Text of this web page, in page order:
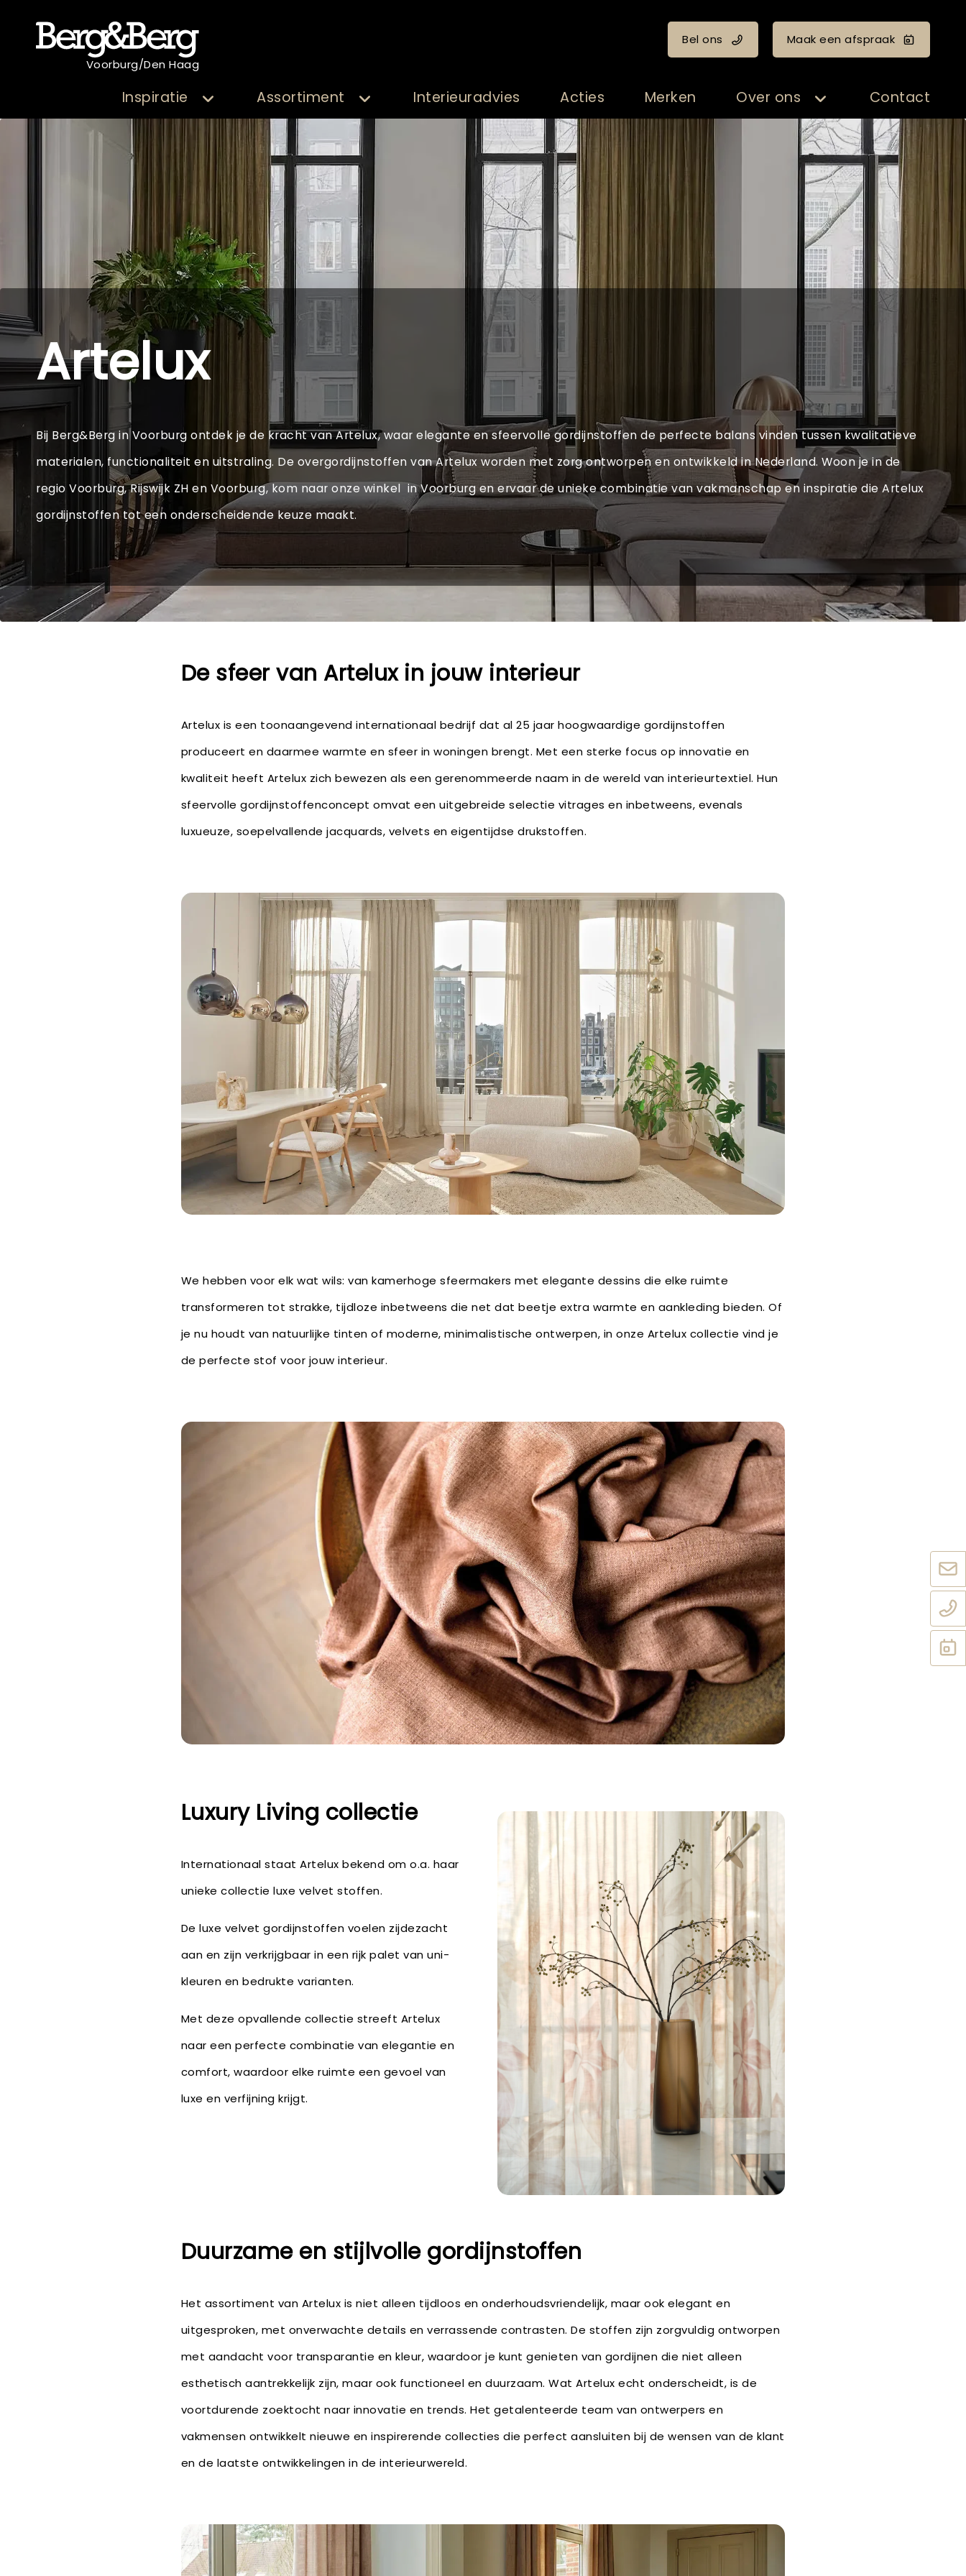
Voorburg/Den Haag
Bel ons Maak een afspraak
Inspiratie Assortiment Interieuradvies Acties Merken Over ons Contact
Artelux
Bij Berg&Berg in Voorburg ontdek je de kracht van Artelux, waar elegante en sfeervolle gordijnstoffen de perfecte balans vinden tussen kwalitatieve
materialen, functionaliteit en uitstraling. De overgordijnstoffen van Artelux worden met zorg ontworpen en ontwikkeld in Nederland. Woon je in de
regio Voorburg, Rijswijk ZH en Voorburg, kom naar onze winkel in Voorburg en ervaar de unieke combinatie van vakmanschap en inspiratie die Artelux
gordijnstoffen tot een onderscheidende keuze maakt.
De sfeer van Artelux in jouw interieur
Artelux is een toonaangevend internationaal bedrijf dat al 25 jaar hoogwaardige gordijnstoffen
produceert en daarmee warmte en sfeer in woningen brengt. Met een sterke focus op innovatie en
kwaliteit heeft Artelux zich bewezen als een gerenommeerde naam in de wereld van interieurtextiel. Hun
sfeervolle gordijnstoffenconcept omvat een uitgebreide selectie vitrages en inbetweens, evenals
luxueuze, soepelvallende jacquards, velvets en eigentijdse drukstoffen.
We hebben voor elk wat wils: van kamerhoge sfeermakers met elegante dessins die elke ruimte
transformeren tot strakke, tijdloze inbetweens die net dat beetje extra warmte en aankleding bieden. Of
je nu houdt van natuurlijke tinten of moderne, minimalistische ontwerpen, in onze Artelux collectie vind je
de perfecte stof voor jouw interieur.
Luxury Living collectie
Internationaal staat Artelux bekend om o.a. haar
unieke collectie luxe velvet stoffen.
De luxe velvet gordijnstoffen voelen zijdezacht
aan en zijn verkrijgbaar in een rijk palet van uni-
kleuren en bedrukte varianten.
Met deze opvallende collectie streeft Artelux
naar een perfecte combinatie van elegantie en
comfort, waardoor elke ruimte een gevoel van
luxe en verfijning krijgt.
Duurzame en stijlvolle gordijnstoffen
Het assortiment van Artelux is niet alleen tijdloos en onderhoudsvriendelijk, maar ook elegant en
uitgesproken, met onverwachte details en verrassende contrasten. De stoffen zijn zorgvuldig ontworpen
met aandacht voor transparantie en kleur, waardoor je kunt genieten van gordijnen die niet alleen
esthetisch aantrekkelijk zijn, maar ook functioneel en duurzaam. Wat Artelux echt onderscheidt, is de
voortdurende zoektocht naar innovatie en trends. Het getalenteerde team van ontwerpers en
vakmensen ontwikkelt nieuwe en inspirerende collecties die perfect aansluiten bij de wensen van de klant
en de laatste ontwikkelingen in de interieurwereld.